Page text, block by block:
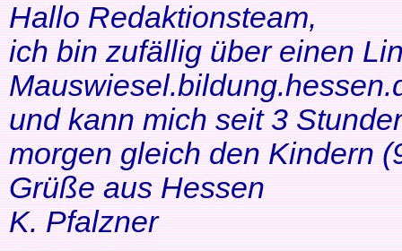
Hallo Redaktionsteam,
ich bin zufällig über einen
und kann mich seit 3
morgen gleich den Kindern
Grüße aus Hessen
K. Pfalzner